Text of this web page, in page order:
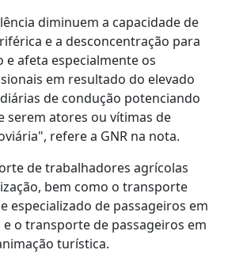
diminuem a capacidade de
e a desconcentração para
e afeta especialmente os
em resultado do elevado
de condução potenciando
serem atores ou vítimas de
refere a GNR na nota.
de trabalhadores agrícolas
bem como o transporte
especializado de passageiros em
e o transporte de passageiros em
turística.